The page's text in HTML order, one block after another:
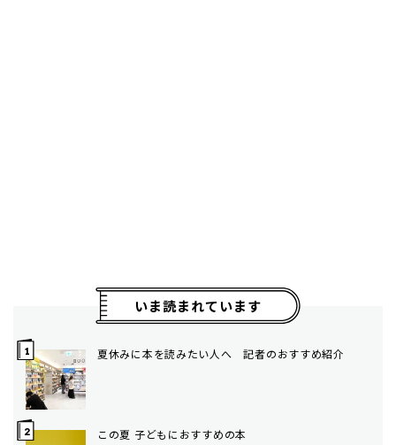
いま読まれています
夏休みに本を読みたい人へ 記者のおすすめ紹介
この夏 子どもにおすすめの本